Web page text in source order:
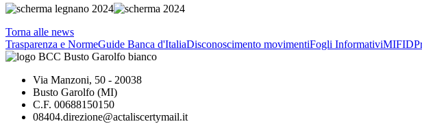
Torna alle news
Trasparenza e NormeGuide Banca d'ItaliaDisconoscimento movimentiFogli InformativiMIFID
Via Manzoni, 50 - 20038
Busto Garolfo (MI)
C.F. 00688150150
08404.direzione@actaliscertymail.it